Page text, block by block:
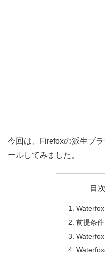
今回は、Firefoxの派生ブ
ールしてみました。
目次
前提条件